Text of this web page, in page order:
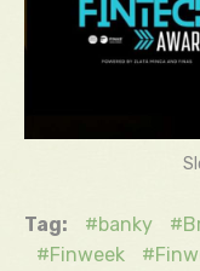
Tag: banky
Finweek